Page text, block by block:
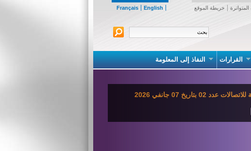
Français English المتواترة خريطة الموقع
القرارات النفاذ إلى المعلومة
02 بتاريخ 07 جانفي 2026